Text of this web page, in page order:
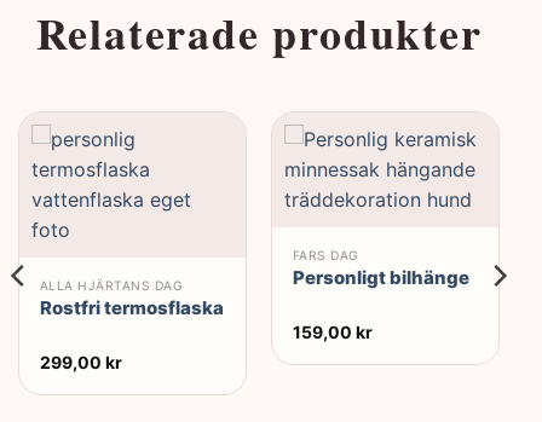
Relaterade produkter
ALLA HJÄRTANS DAG
Rostfri termosflaska
299,00 kr
FARS DAG
Personligt bilhänge
159,00 kr